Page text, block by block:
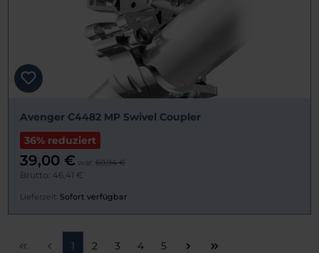
Avenger C4482 MP Swivel Coupler
36% reduziert
39,00 € war: 60,94 €
Brutto: 46,41 €
Lieferzeit: Sofort verfügbar
Seite
1 Seite
2 Seite
3 Seite
4 Seite
5